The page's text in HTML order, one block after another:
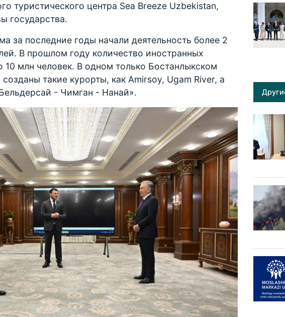
туристического центра Sea Breeze Uzbekistan,
государства.
за последние годы начали деятельность более 2
В прошлом году количество иностранных
10 млн человек. В одном только Бостанлыкском
такие курорты, как Amirsoy, Ugam River, а
- Чимган - Нанай».